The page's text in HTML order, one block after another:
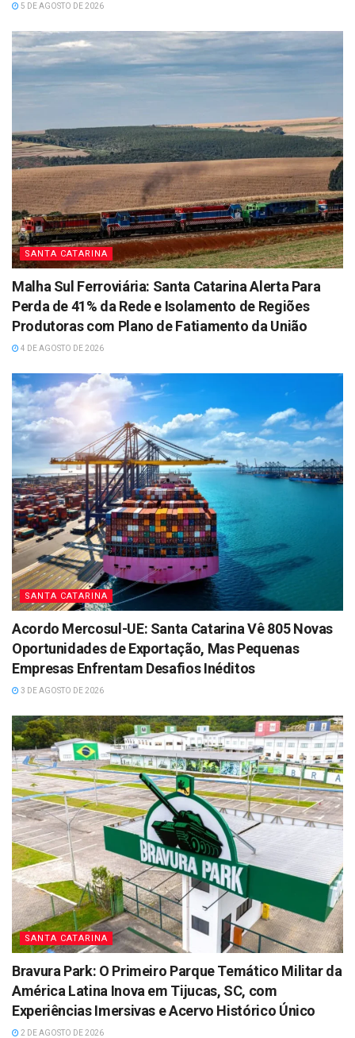
5 DE AGOSTO DE 2026
SANTA CATARINA
Malha Sul Ferroviária: Santa Catarina Alerta Para
Perda de 41% da Rede e Isolamento de Regiões
Produtoras com Plano de Fatiamento da União
4 DE AGOSTO DE 2026
SANTA CATARINA
Acordo Mercosul-UE: Santa Catarina Vê 805 Novas
Oportunidades de Exportação, Mas Pequenas
Empresas Enfrentam Desafios Inéditos
3 DE AGOSTO DE 2026
SANTA CATARINA
Bravura Park: O Primeiro Parque Temático Militar da
América Latina Inova em Tijucas, SC, com
Experiências Imersivas e Acervo Histórico Único
2 DE AGOSTO DE 2026